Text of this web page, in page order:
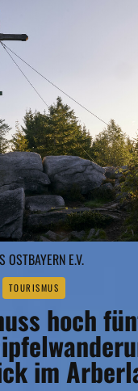
OSTBAYERN E.V.
TOURISMUS
hoch
im